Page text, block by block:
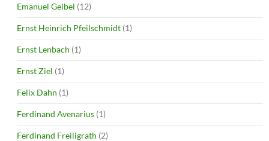
Emanuel Geibel (12)
Ernst Heinrich Pfeilschmidt (1)
Ernst Lenbach (1)
Ernst Ziel (1)
Felix Dahn (1)
Ferdinand Avenarius (1)
Ferdinand Freiligrath (2)